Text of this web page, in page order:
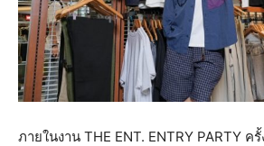
ภายในงาน THE ENT. ENTRY PARTY ค